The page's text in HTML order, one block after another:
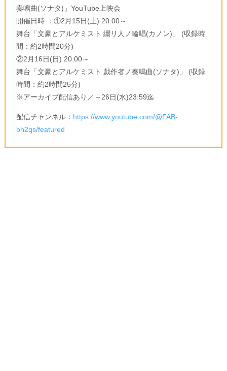
奏鳴曲(ソナタ)」YouTube上映会
開催日時 ：①2月15日(土) 20:00～
舞台「文豪とアルケミスト 綴リ人ノ輪唱(カノン)」 (収録時
間：約2時間20分)
②2月16日(日) 20:00～
舞台「文豪とアルケミスト 戯作者ノ奏鳴曲(ソナタ)」 (収録
時間：約2時間25分)
※アーカイブ配信あり／～26日(水)23:59迄
配信チャンネル： https://www.youtube.com/@FAB-
bh2qs/featured